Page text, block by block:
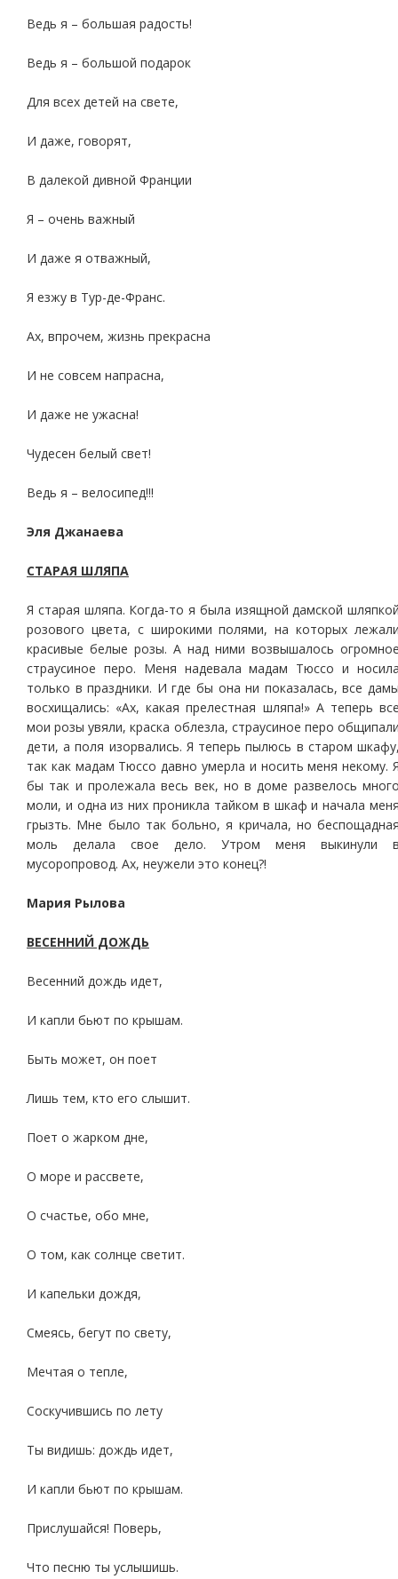
Ведь я – большая радость!
Ведь я – большой подарок
Для всех детей на свете,
И даже, говорят,
В далекой дивной Франции
Я – очень важный
И даже я отважный,
Я езжу в Тур-де-Франс.
Ах, впрочем, жизнь прекрасна
И не совсем напрасна,
И даже не ужасна!
Чудесен белый свет!
Ведь я – велосипед!!!
Эля Джанаева
СТАРАЯ ШЛЯПА
Я старая шляпа. Когда-то я была изящной дамской
розового цвета, с широкими полями, на которых
красивые белые розы. А над ними возвышалось
страусиное перо. Меня надевала мадам Тюссо и
только в праздники. И где бы она ни показалась, все
восхищались: «Ах, какая прелестная шляпа!» А теперь
мои розы увяли, краска облезла, страусиное перо
дети, а поля изорвались. Я теперь пылюсь в старом
так как мадам Тюссо давно умерла и носить меня некому.
бы так и пролежала весь век, но в доме развелось
моли, и одна из них проникла тайком в шкаф и начала
грызть. Мне было так больно, я кричала, но
моль делала свое дело. Утром меня выкинули
мусоропровод. Ах, неужели это конец?!
Мария Рылова
ВЕСЕННИЙ ДОЖДЬ
Весенний дождь идет,
И капли бьют по крышам.
Быть может, он поет
Лишь тем, кто его слышит.
Поет о жарком дне,
О море и рассвете,
О счастье, обо мне,
О том, как солнце светит.
И капельки дождя,
Смеясь, бегут по свету,
Мечтая о тепле,
Соскучившись по лету
Ты видишь: дождь идет,
И капли бьют по крышам.
Прислушайся! Поверь,
Что песню ты услышишь.